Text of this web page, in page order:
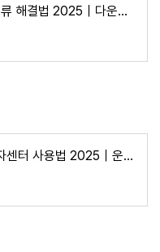
카카오톡 PC버전 오류 해결법 2025｜다운로드·설치 문제 총정리
카카오톡 채널 관리자센터 사용법 2025｜운영자 가이드